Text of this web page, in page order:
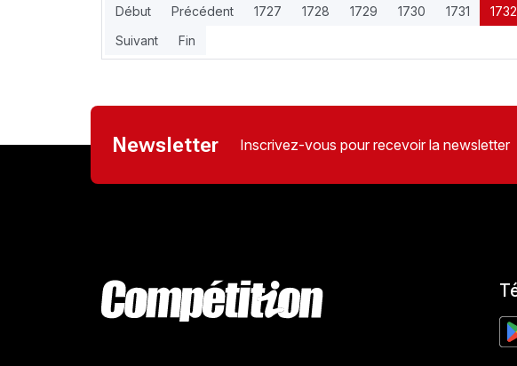
Début Précédent 1727 1728 1729 1730 1731 1732
Suivant
Fin
Newsletter Inscrivez-vous pour recevoir la newsletter